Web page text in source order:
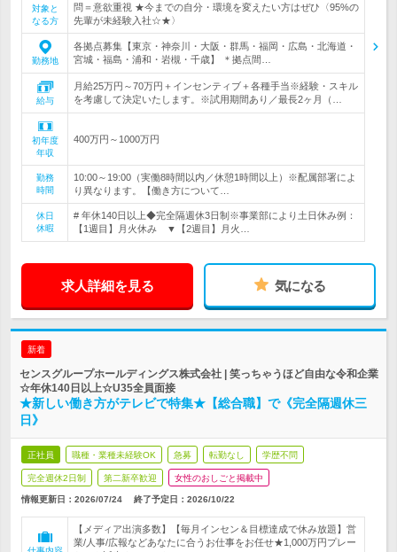
対象と
なる方
問＝意欲重視 ★今までの自分・環境を変えたい方はぜひ〈95%の
先輩が未経験入社☆★〉
勤務地
各拠点募集【東京・神奈川・大阪・群馬・福岡・広島・北海道・
宮城・福島・浦和・岩槻・千歳】 ＊拠点間…
給与
月給25万円～70万円＋インセンティブ＋各種手当※経験・スキル
を考慮して決定いたします。※試用期間あり／最長2ヶ月（…
初年度
年収
400万円～1000万円
勤務
時間
10:00～19:00（実働8時間以内／休憩1時間以上）※配属部署によ
り異なります。【働き方について…
休日
休暇
# 年休140日以上◆完全隔週休3日制※事業部により土日休み例：
【1週目】月火休み ▼【2週目】月火…
求人詳細を見る 気になる
新着
センスグループホールディングス株式会社 | 笑っちゃうほど自由な令和企業
☆年休140日以上☆U35全員面接
★新しい働き方がテレビで特集★【総合職】で《完全隔週休三
日》
正社員 職種・業種未経験OK 急募 転勤なし 学歴不問
完全週休2日制 第二新卒歓迎 女性のおしごと掲載中
情報更新日：2026/07/24 終了予定日： 2026/10/22
【メディア出演多数】【毎月インセン＆目標達成で休み放題】営
業/人事/広報などあなたに合うお仕事をお任せ★1,000万円プレー